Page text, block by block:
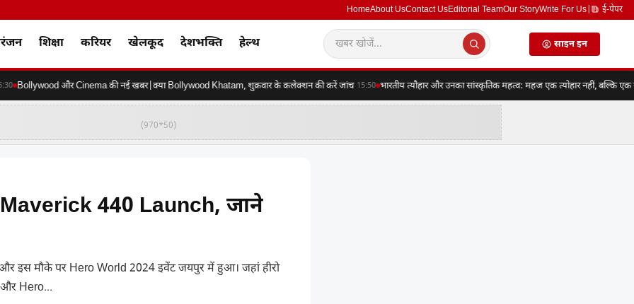
HomeAbout UsContact UsEditorial TeamOur StoryWrite For Us ई-पेपर
शिक्षा करियर खेलकूद देशभक्ति हेल्थ साइन इन
Bollywood और Cinema की नई खबर|क्या Bollywood Khatam, शुक्रवार के कलेक्शन की करें जांच 15:50 भारतीय त्यौहार और उनका सांस्कृतिक महत्व: महज एक त्योहार नहीं, बल्कि एक
(970*50)
440 Launch, जाने
इस मौके पर Hero World 2024 इवेंट जयपुर में हुआ। जहां हीरो
Hero...